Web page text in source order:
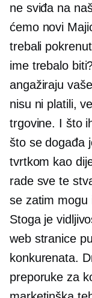
ne sviđa na
ćemo novi
trebali
ime trebalo
angažiraju
nisu ni platili,
trgovine. I što
što se događa
tvrtkom kao
rade sve te
se zatim mogu
Stoga je
web stranice
konkurenata.
preporuke za